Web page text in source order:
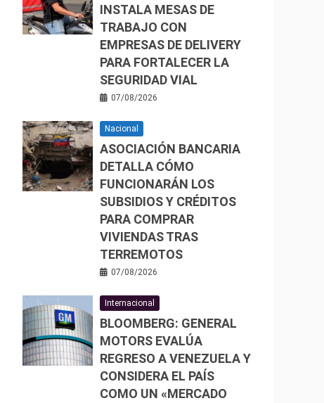
INSTALA MESAS DE
TRABAJO CON
EMPRESAS DE DELIVERY
PARA FORTALECER LA
SEGURIDAD VIAL
07/08/2026
Nacional
ASOCIACIÓN BANCARIA
DETALLA CÓMO
FUNCIONARÁN LOS
SUBSIDIOS Y CRÉDITOS
PARA COMPRAR
VIVIENDAS TRAS
TERREMOTOS
07/08/2026
Internacional
BLOOMBERG: GENERAL
MOTORS EVALÚA
REGRESO A VENEZUELA Y
CONSIDERA EL PAÍS
COMO UN «MERCADO